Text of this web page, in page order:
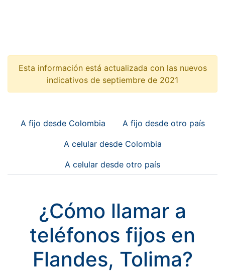
Esta información está actualizada con las nuevos
indicativos de septiembre de 2021
A fijo desde Colombia A fijo desde otro país
A celular desde Colombia
A celular desde otro país
¿Cómo llamar a
teléfonos fijos en
Flandes, Tolima?